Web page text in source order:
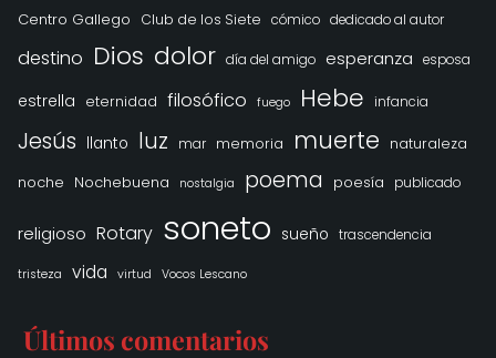
Centro Gallego
Club de los Siete cómico dedicado al autor
destino Dios dolor día del amigo esperanza esposa
estrella eternidad filosófico fuego Hebe infancia
Jesús llanto luz mar memoria muerte naturaleza
noche Nochebuena nostalgia poema poesía publicado
religioso Rotary soneto sueño trascendencia
tristeza vida virtud Vocos Lescano
Últimos comentarios